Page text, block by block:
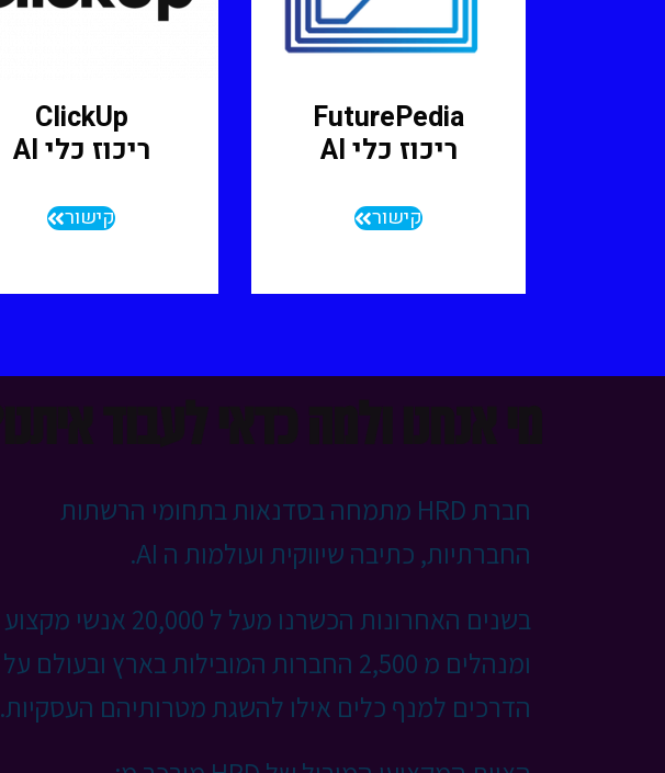
FuturePedia
ריכוז כלי AI
קישור
ClickUp
ריכוז כלי AI
קישור
חברת HRD מתמחה בסדנאות בתחומי הרשתות
החברתיות, כתיבה שיווקית ועולמות ה AI.
בשנים האחרונות הכשרנו מעל ל 20,000 אנשי מקצוע
ומנהלים מ 2,500 החברות המובילות בארץ ובעולם על
הדרכים למנף כלים אילו להשגת מטרותיהם העסקיות.